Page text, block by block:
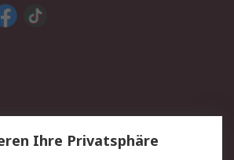
Lieferlösungen
Ihre Privatsphäre